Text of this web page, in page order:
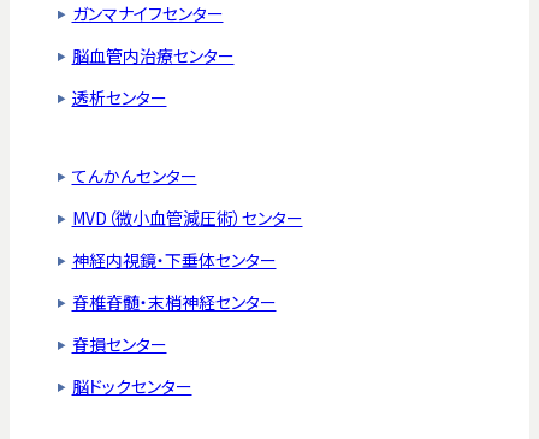
ガンマナイフセンター
脳血管内治療センター
透析センター
てんかんセンター
MVD（微小血管減圧術）センター
神経内視鏡・下垂体センター
脊椎脊髄・末梢神経センター
脊損センター
脳ドックセンター